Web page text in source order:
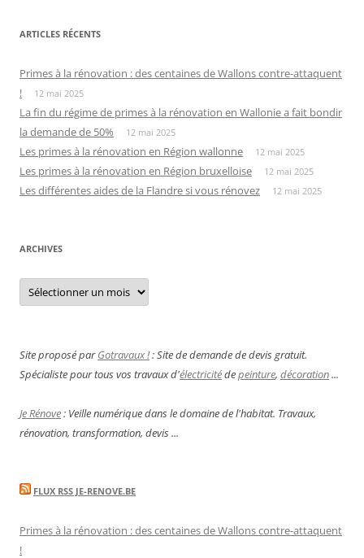
ARTICLES RÉCENTS
Primes à la rénovation : des centaines de Wallons contre-attaquent
!
12 mai 2025
La fin du régime de primes à la rénovation en Wallonie a fait bondir
la demande de 50%
12 mai 2025
Les primes à la rénovation en Région wallonne 12 mai 2025
Les primes à la rénovation en Région bruxelloise 12 mai 2025
Les différentes aides de la Flandre si vous rénovez 12 mai 2025
ARCHIVES
Archives
Site proposé parGotravaux !: Site de demande de devis gratuit.
Spécialiste pour tous vos travaux d'électricitédepeinture, décoration...
Je Rénove: Veille numérique dans le domaine de l'habitat. Travaux,
rénovation, transformation, devis ...
FLUX RSS JE-RENOVE.BE
Primes à la rénovation : des centaines de Wallons contre-attaquent
!